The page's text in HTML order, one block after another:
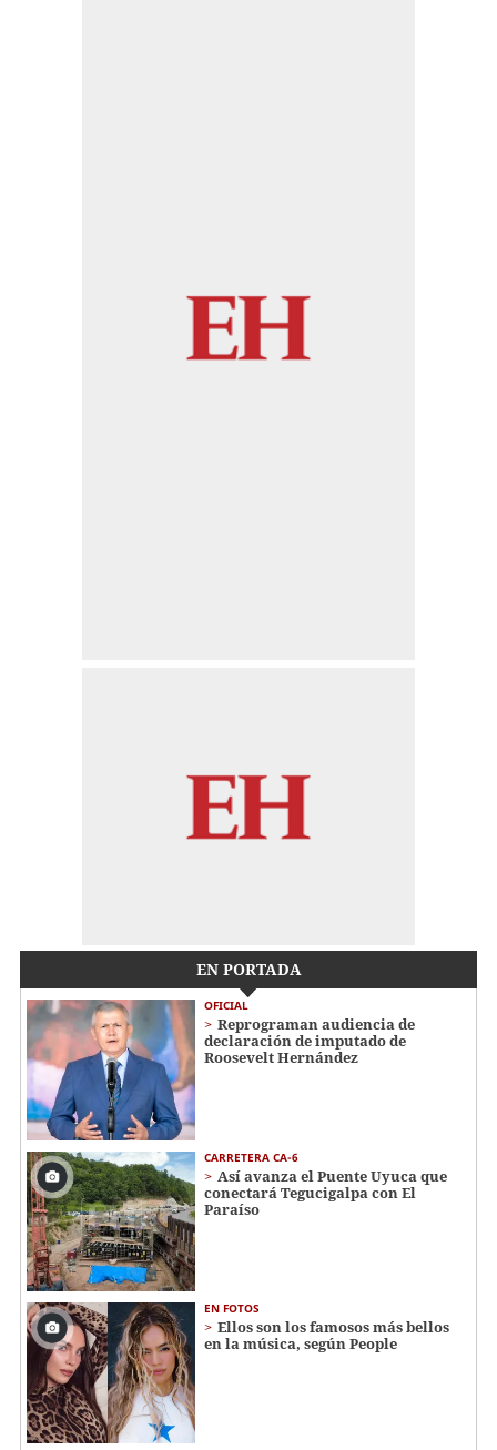
EN PORTADA
OFICIAL
Reprograman audiencia de
declaración de imputado de
Roosevelt Hernández
CARRETERA CA-6
Así avanza el Puente Uyuca que
conectará Tegucigalpa con El
Paraíso
EN FOTOS
Ellos son los famosos más bellos
en la música, según People